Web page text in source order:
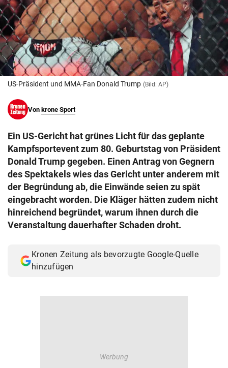
© Krone Multimedia GmbH & Co KG 2026
Muthgasse 2, 1190 Wien
US-Präsident und MMA-Fan Donald Trump (Bild: AP)
Von krone Sport
Ein US-Gericht hat grünes Licht für das geplante
Kampfsportevent zum 80. Geburtstag von Präsident
Donald Trump gegeben. Einen Antrag von Gegnern
des Spektakels wies das Gericht unter anderem mit
der Begründung ab, die Einwände seien zu spät
eingebracht worden. Die Kläger hätten zudem nicht
hinreichend begründet, warum ihnen durch die
Veranstaltung dauerhafter Schaden droht.
Kronen Zeitung als bevorzugte Google-Quelle
hinzufügen